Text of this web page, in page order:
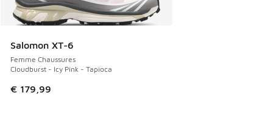
Salomon XT-6
Femme Chaussures
Cloudburst - Icy Pink - Tapioca
€ 179,99